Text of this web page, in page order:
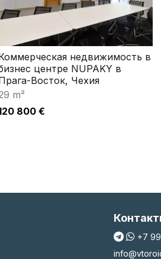
недвижимость в
центре NUPAKY в
Восток, Чехия
m²
800 €
+7